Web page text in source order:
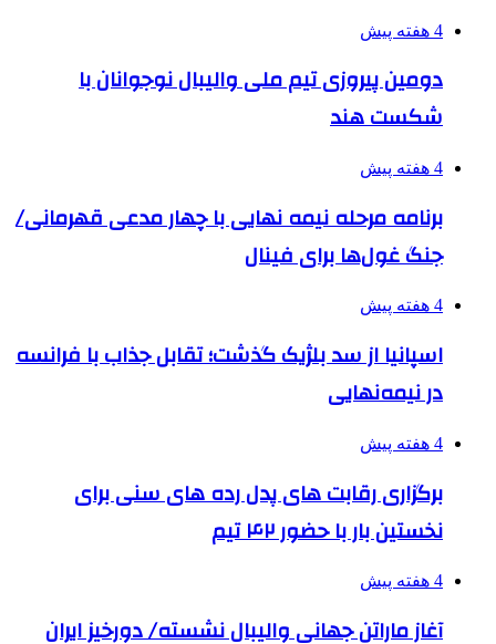
4 هفته پیش
دومین پیروزی تیم ملی والیبال نوجوانان با
شکست هند
4 هفته پیش
برنامه مرحله نیمه نهایی با چهار مدعی قهرمانی/
جنگ غول‌ها برای فینال
4 هفته پیش
اسپانیا از سد بلژیک گذشت؛ تقابل جذاب با فرانسه
در نیمه‌نهایی
4 هفته پیش
برگزاری رقابت های پدل رده های سنی برای
نخستین بار با حضور ۴۲ تیم
4 هفته پیش
آغاز ماراتن جهانی والیبال نشسته/ دورخیز ایران